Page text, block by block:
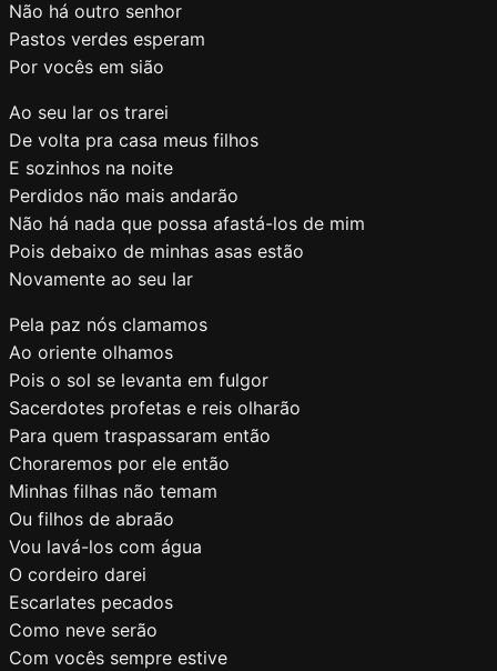
Não há outro senhor
Pastos verdes esperam
Por vocês em sião
Ao seu lar os trarei
De volta pra casa meus filhos
E sozinhos na noite
Perdidos não mais andarão
Não há nada que possa afastá-los de mim
Pois debaixo de minhas asas estão
Novamente ao seu lar
Pela paz nós clamamos
Ao oriente olhamos
Pois o sol se levanta em fulgor
Sacerdotes profetas e reis olharão
Para quem traspassaram então
Choraremos por ele então
Minhas filhas não temam
Ou filhos de abraão
Vou lavá-los com água
O cordeiro darei
Escarlates pecados
Como neve serão
Com vocês sempre estive